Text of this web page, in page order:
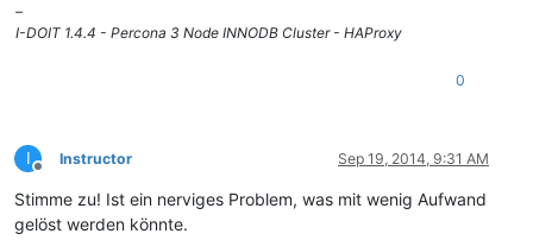
–
I-DOIT 1.4.4 - Percona 3 Node INNODB Cluster - HAProxy
0
I
Offline
Instructor Sep 19, 2014, 9:31 AM
Stimme zu! Ist ein nerviges Problem, was mit wenig Aufwand
gelöst werden könnte.